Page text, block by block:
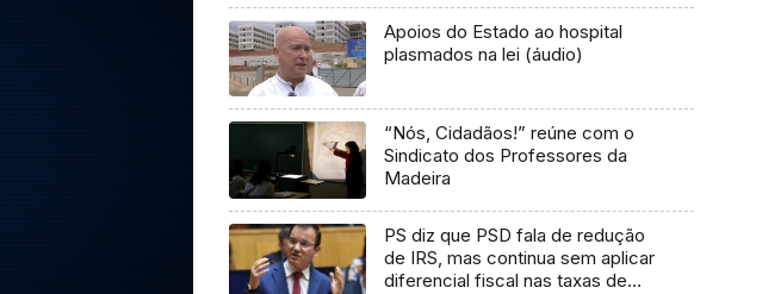
Apoios do Estado ao hospital
plasmados na lei (áudio)
“Nós, Cidadãos!” reúne com o
Sindicato dos Professores da
Madeira
PS diz que PSD fala de redução
de IRS, mas continua sem aplicar
diferencial fiscal nas taxas de